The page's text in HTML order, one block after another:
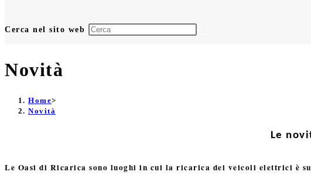
Cerca nel sito web
Novità
Home>
Novità
Le
Le Oasi di Ricarica sono luoghi in cui la ricarica dei veicoli elettrici è